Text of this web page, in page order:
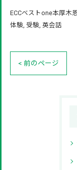
ECCベストone本厚木
体験 受験 英会話
< 前のページ